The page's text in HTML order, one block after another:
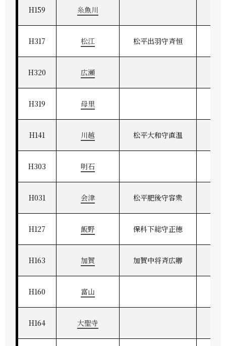
H159 糸魚川
H317 松江 松平出羽守斉恒
H320 広瀬
H319 母里
H141 川越 松平大和守直温
H303 明石
H031 会津 松平肥後守容衆
H127 飯野 保科下総守正徳
H163 加賀 加賀中将斉広卿
H160 富山
H164 大聖寺